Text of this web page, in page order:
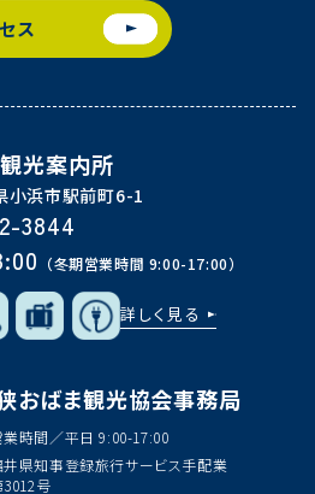
ス
観光案内所
小浜市駅前町6-1
3844
（冬期営業時間 9:00-17:00）
詳しく見る
おばま観光協会事務局
業時間／平日 9:00-17:00
井県知事登録旅行サービス手配業
3012号